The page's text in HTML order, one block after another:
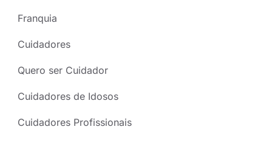
Franquia
Cuidadores
Quero ser Cuidador
Cuidadores de Idosos
Cuidadores Profissionais